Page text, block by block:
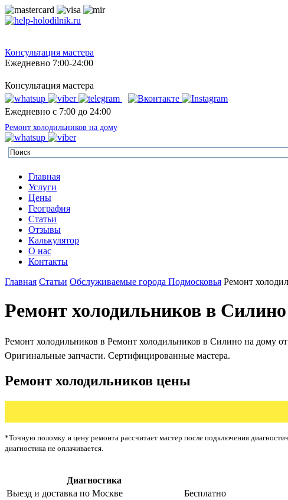
Консультация мастера
Ежедневно 7:00-24:00
Консультация мастера
Ежедневно с 7:00 до 24:00
Ремонт холодильников на дому
Главная
Услуги
Цены
География
Статьи
Отзывы
Калькулятор
О нас
Контакты
Главная Статьи Обслуживаемые города Подмосковья Ремонт
Ремонт холодильников в Силино
Ремонт холодильников в Ремонт холодильников в Силино на дому
Оригинальные запчасти. Сертифицированные мастера.
Ремонт холодильников цены
*Точную поломку и цену ремонта рассчитает мастер после подключения
диагностика не оплачивается.
Диагностика
Выезд и доставка по Москве
Бесплатно